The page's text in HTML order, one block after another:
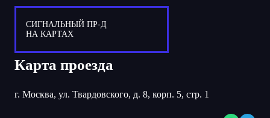
СИГНАЛЬНЫЙ ПР-Д
НА КАРТАХ
Карта проезда
г. Москва, ул. Твардовского, д. 8, корп. 5, стр. 1